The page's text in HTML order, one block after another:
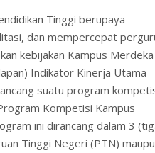
Tinggi berupaya
dan mempercepat
kebijakan Kampus Merdeka
Indikator Kinerja Utama
suatu program
Kompetisi Kampus
ini dirancang dalam 3
Tinggi Negeri (PTN)